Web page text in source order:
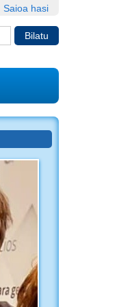
Saioa hasi